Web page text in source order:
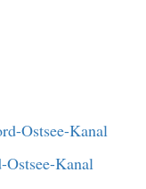
Kanal